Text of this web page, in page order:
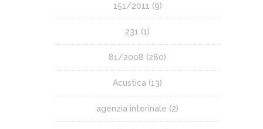
151/2011 (9)
231 (1)
81/2008 (280)
Acustica (13)
agenzia interinale (2)